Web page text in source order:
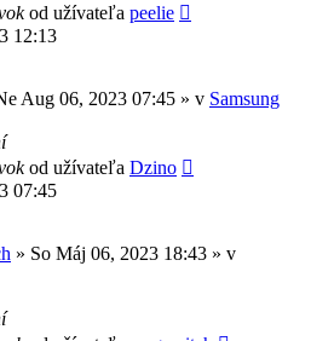
od užívateľa peelie
12:13
Aug 06, 2023 07:45 » v Samsung
od užívateľa Dzino
07:45
» So Máj 06, 2023 18:43 » v